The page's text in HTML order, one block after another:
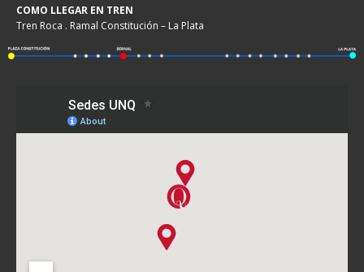
COMO LLEGAR EN TREN
Tren Roca . Ramal Constitución – La Plata